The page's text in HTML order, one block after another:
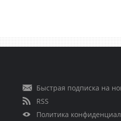
Быстрая подписка на
RSS
Политика